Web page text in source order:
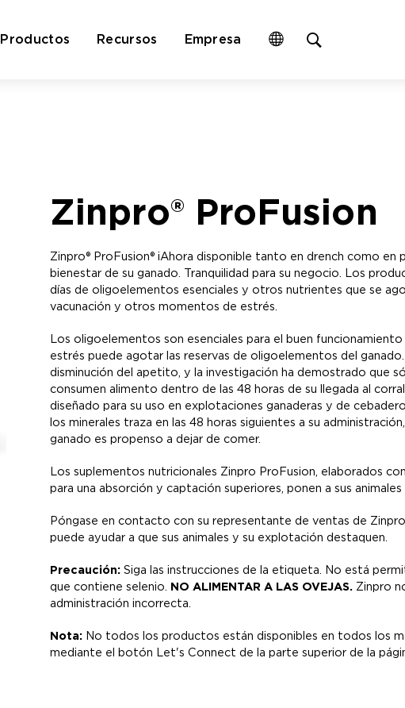
Productos Recursos Empresa
Zinpro® ProFusion
Zinpro® ProFusion® ¡Ahora disponible tanto en drench como
bienestar de su ganado. Tranquilidad para su negocio. Los
días de oligoelementos esenciales y otros nutrientes que se
vacunación y otros momentos de estrés.
Los oligoelementos son esenciales para el buen
estrés puede agotar las reservas de oligoelementos del
disminución del apetito, y la investigación ha demostrado que
consumen alimento dentro de las 48 horas de su llegada al
diseñado para su uso en explotaciones ganaderas y de
los minerales traza en las 48 horas siguientes a su
ganado es propenso a dejar de comer.
Los suplementos nutricionales Zinpro ProFusion, elaborados
para una absorción y captación superiores, ponen a sus
Póngase en contacto con su representante de ventas de
puede ayudar a que sus animales y su explotación destaquen.
Precaución:Siga las instrucciones de la etiqueta. No está
que contiene selenio. NO ALIMENTAR A LAS OVEJAS. Zinpro
administración incorrecta.
Nota: No todos los productos están disponibles en todos los
mediante el botón Let's Connect de la parte superior de la